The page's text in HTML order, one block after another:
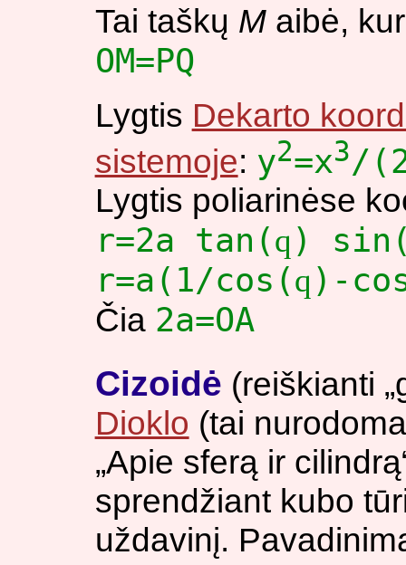
Tai taškų Maibė,
OM=PQ
Lygtis Dekarto
sistemoje: y2=x3/
Lygtis poliarinėse
r=2a tan(q )
r=a(1/cos(q )-
Čia 2a=OA
Cizoidė (reiškianti
Dioklo (tai
„Apie sferą ir
sprendžiant kubo
uždavinį.